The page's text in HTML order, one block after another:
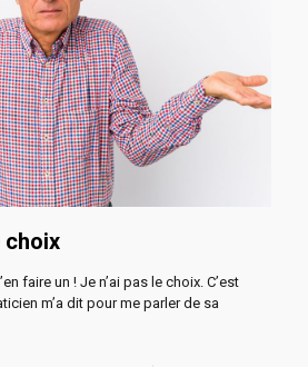
choix
faire un ! Je n’ai pas le choix. C’est
m’a dit pour me parler de sa